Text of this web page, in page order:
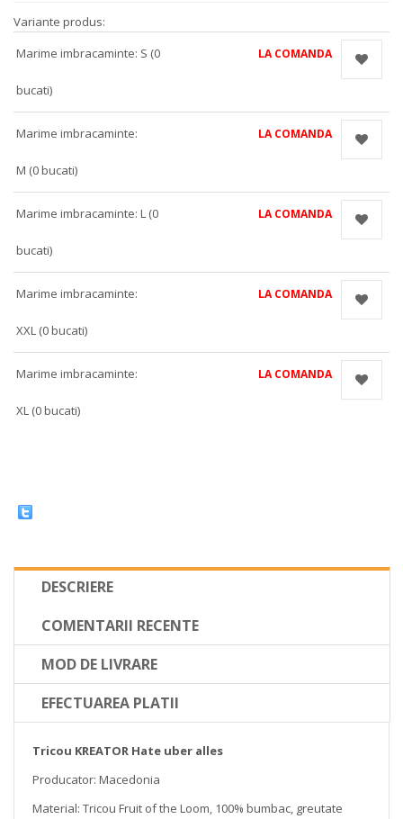
Variante produs:
Marime imbracaminte: S (0
bucati)
LA COMANDA
Marime imbracaminte:
M (0 bucati)
LA COMANDA
Marime imbracaminte: L (0
bucati)
LA COMANDA
Marime imbracaminte:
XXL (0 bucati)
LA COMANDA
Marime imbracaminte:
XL (0 bucati)
LA COMANDA
DESCRIERE
COMENTARII RECENTE
MOD DE LIVRARE
EFECTUAREA PLATII
Tricou KREATOR Hate uber alles
Producator: Macedonia
Material: Tricou Fruit of the Loom, 100% bumbac, greutate